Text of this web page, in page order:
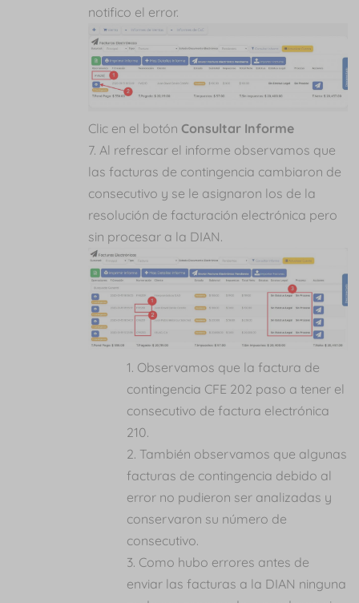
notifico el error.
Clic en el botón Consultar Informe
Al refrescar el informe observamos que
las facturas de contingencia cambiaron de
consecutivo y se le asignaron los de la
resolución de facturación electrónica pero
sin procesar a la DIAN.
Observamos que la factura de
contingencia CFE 202 paso a tener el
consecutivo de factura electrónica
210.
También observamos que algunas
facturas de contingencia debido al
error no pudieron ser analizadas y
conservaron su número de
consecutivo.
Como hubo errores antes de
enviar las facturas a la DIAN ninguna